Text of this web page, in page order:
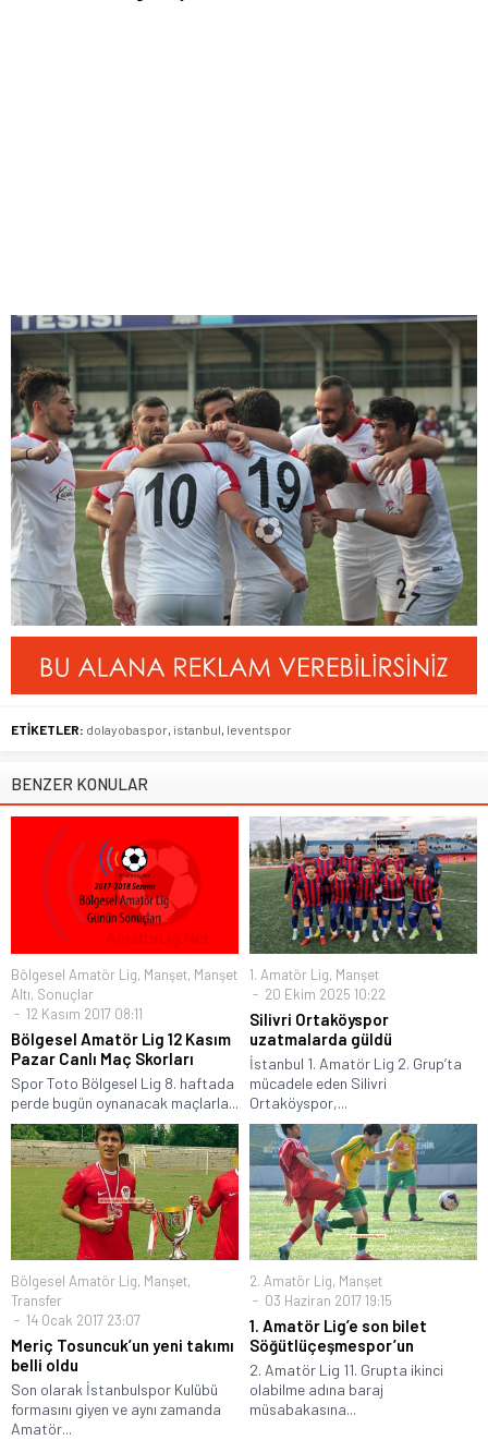
ETİKETLER: dolayobaspor, istanbul, leventspor
BENZER KONULAR
Bölgesel Amatör Lig, Manşet, Manşet
Altı, Sonuçlar
12 Kasım 2017 08:11
Bölgesel Amatör Lig 12 Kasım
Pazar Canlı Maç Skorları
Spor Toto Bölgesel Lig 8. haftada
perde bugün oynanacak maçlarla...
1. Amatör Lig, Manşet
20 Ekim 2025 10:22
Silivri Ortaköyspor
uzatmalarda güldü
İstanbul 1. Amatör Lig 2. Grup’ta
mücadele eden Silivri
Ortaköyspor,...
Bölgesel Amatör Lig, Manşet,
Transfer
14 Ocak 2017 23:07
Meriç Tosuncuk’un yeni takımı
belli oldu
Son olarak İstanbulspor Kulübü
formasını giyen ve aynı zamanda
Amatör...
2. Amatör Lig, Manşet
03 Haziran 2017 19:15
1. Amatör Lig’e son bilet
Söğütlüçeşmespor’un
2. Amatör Lig 11. Grupta ikinci
olabilme adına baraj
müsabakasına...